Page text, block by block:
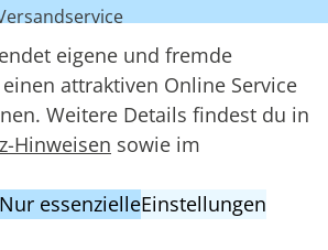
eigene und fremde
attraktiven Online Service
Weitere Details findest du in
Hinweisen sowie im
Nur essenzielleEinstellungen
Mietwäsche bei Arbeitskleidung
Tracking mit RFID
GmbH 2016 – 2026
Datenschutz
Geschäftsbedingungen